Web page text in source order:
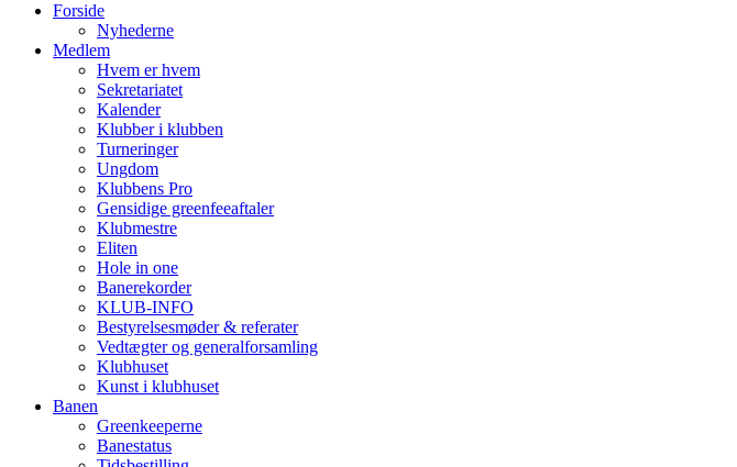
Forside
Nyhederne
Medlem
Hvem er hvem
Sekretariatet
Kalender
Klubber i klubben
Turneringer
Ungdom
Klubbens Pro
Gensidige greenfeeaftaler
Klubmestre
Eliten
Hole in one
Banerekorder
KLUB-INFO
Bestyrelsesmøder & referater
Vedtægter og generalforsamling
Klubhuset
Kunst i klubhuset
Banen
Greenkeeperne
Banestatus